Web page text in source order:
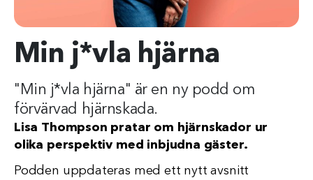
Min j*vla hjärna
"Min j*vla hjärna" är en ny podd om
förvärvad hjärnskada.
Lisa Thompson pratar om hjärnskador ur
olika perspektiv med inbjudna gäster.
Podden uppdateras med ett nytt avsnitt